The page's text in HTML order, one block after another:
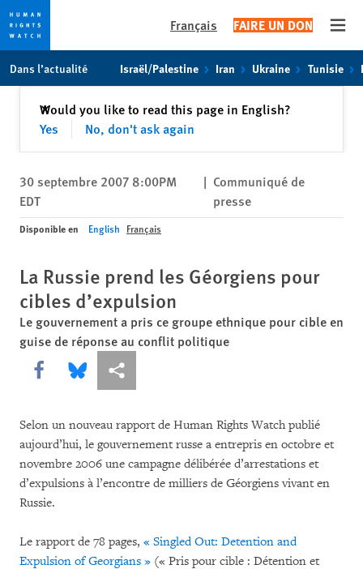
toto
content
Français FAIRE UN DON
Dans l’actualité Israël/Palestine Iran Ukraine Tunisie
Would you like to read this page in English?
Yes
No, don't ask again
✕Fermer
30 septembre 2007 8:00PM
EDT
| Communiqué de
presse
Disponible en English Français
La Russie prend les Géorgiens pour
cibles d’expulsion
Le gouvernement a pris ce groupe ethnique pour cible en
guise de réponse au conflit politique
Share this via Facebook
Share this via Bluesky
Share this via Partagez
Selon un nouveau rapport de Human Rights Watch publié
aujourd’hui, le gouvernement russe a entrepris en octobre et
novembre 2006 une campagne délibérée d’arrestations et
d’expulsions à l’encontre de milliers de Géorgiens vivant en
Russie.
Le rapport de 78 pages, « Singled Out: Detention and
Expulsion of Georgians » (« Pris pour cible : Détention et